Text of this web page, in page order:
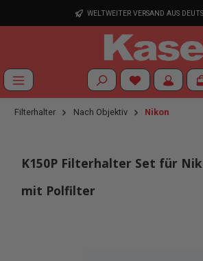
Zum Hauptinhalt springenWELTWEITER VERSAND AUS
Du hast 0
Filterhalter Nach Objektiv Nikon
K150P Filterhalter Set für
mit Polfilter